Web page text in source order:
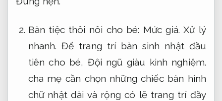
Bàn tiệc thôi nôi cho bé: Mức giá. Xử lý
nhanh. Để trang trí bàn sinh nhật đầu
tiên cho bé, Đội ngũ giàu kinh nghiệm.
cha mẹ cần chọn những chiếc bàn hình
chữ nhật dài và rộng có lẽ trang trí đầy